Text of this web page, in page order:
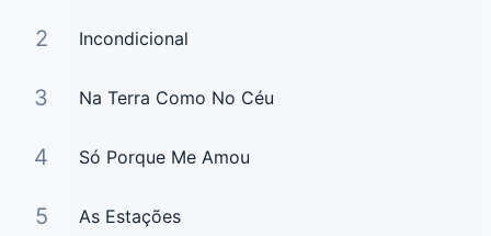
2 Incondicional
3 Na Terra Como No Céu
4 Só Porque Me Amou
5 As Estações